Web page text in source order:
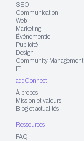
SEO
Communication
Web
Marketing
Événementiel
Publicité
Design
Community Management
IT
addConnect
À propos
Mission et valeurs
Blog et actualités
Ressources
FAQ